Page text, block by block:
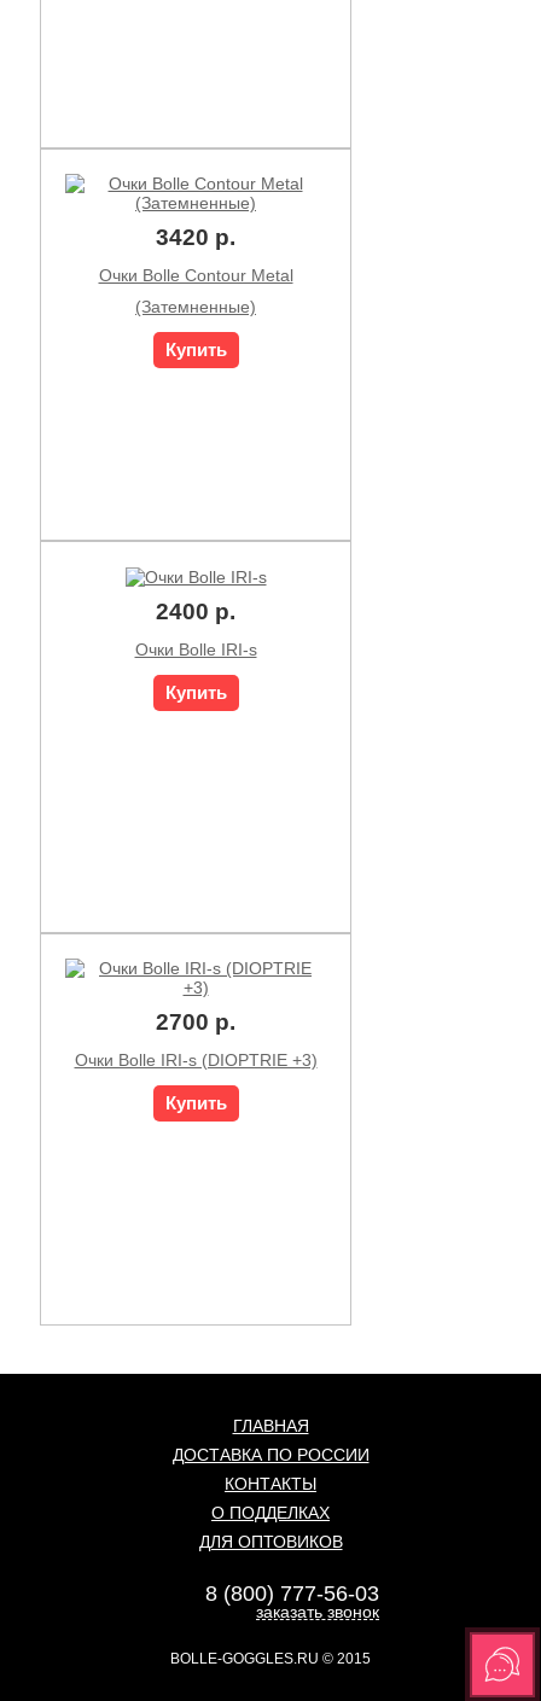
3420 р.
Очки Bolle Contour Metal
(Затемненные)
Купить
2400 р.
Очки Bolle IRI-s
Купить
2700 р.
Очки Bolle IRI-s (DIOPTRIE +3)
Купить
ГЛАВНАЯ
ДОСТАВКА ПО РОССИИ
КОНТАКТЫ
О ПОДДЕЛКАХ
ДЛЯ ОПТОВИКОВ
BOLLE-GOGGLES.RU © 2015
8 (800) 777-56-03
заказать звонок